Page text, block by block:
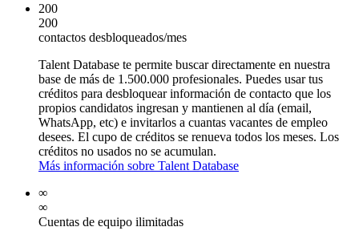
200
200
contactos desbloqueados/mes
Talent Database te permite buscar directamente en nuestra
base de más de 1.500.000 profesionales. Puedes usar tus
créditos para desbloquear información de contacto que los
propios candidatos ingresan y mantienen al día (email,
WhatsApp, etc) e invitarlos a cuantas vacantes de empleo
desees. El cupo de créditos se renueva todos los meses. Los
créditos no usados no se acumulan.
Más información sobre Talent Database
∞
∞
Cuentas de equipo ilimitadas